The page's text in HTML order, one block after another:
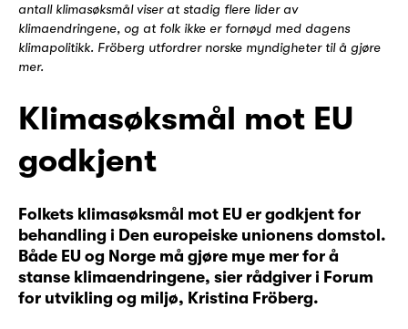
antall klimasøksmål viser at stadig flere lider av
klimaendringene, og at folk ikke er fornøyd med dagens
klimapolitikk. Fröberg utfordrer norske myndigheter til å gjøre
mer.
Klimasøksmål mot EU
godkjent
Folkets klimasøksmål mot EU er godkjent for
behandling i Den europeiske unionens domstol.
Både EU og Norge må gjøre mye mer for å
stanse klimaendringene, sier rådgiver i Forum
for utvikling og miljø, Kristina Fröberg.